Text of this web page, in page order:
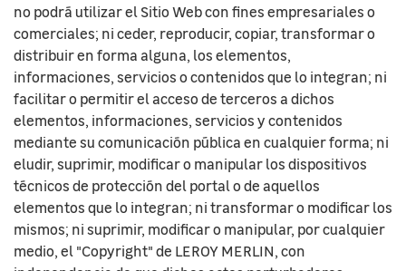
no podrá utilizar el Sitio Web con fines empresariales o
comerciales; ni ceder, reproducir, copiar, transformar o
distribuir en forma alguna, los elementos,
informaciones, servicios o contenidos que lo integran; ni
facilitar o permitir el acceso de terceros a dichos
elementos, informaciones, servicios y contenidos
mediante su comunicación pública en cualquier forma; ni
eludir, suprimir, modificar o manipular los dispositivos
técnicos de protección del portal o de aquellos
elementos que lo integran; ni transformar o modificar los
mismos; ni suprimir, modificar o manipular, por cualquier
medio, el "Copyright" de LEROY MERLIN, con